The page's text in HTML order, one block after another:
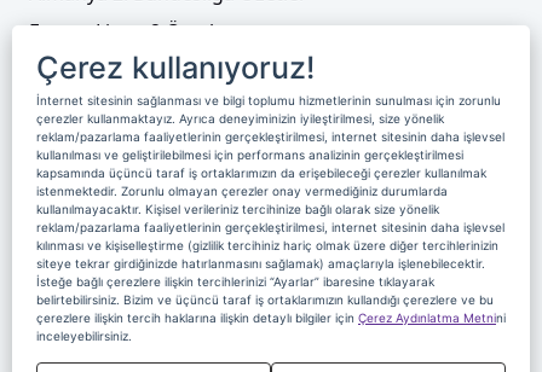
Fransa Ligue 2 Özetler
Tenis
Video Liste
Foto Galeriler
Üyelik Yayın Akışı Reklam
Site Sözleşmesi
Künye ve İletişim
Çerez Politikası
Çerez Yönetimi
Veri Sahibi Başvuru Formu
Nereden İzlerim
Çerez kullanıyoruz!
İnternet sitesinin sağlanması ve bilgi toplumu hizmetlerinin sunulması için zorunlu
çerezler kullanmaktayız. Ayrıca deneyiminizin iyileştirilmesi, size yönelik
reklam/pazarlama faaliyetlerinin gerçekleştirilmesi, internet sitesinin daha işlevsel
kullanılması ve geliştirilebilmesi için performans analizinin gerçekleştirilmesi
kapsamında üçüncü taraf iş ortaklarımızın da erişebileceği çerezler kullanılmak
istenmektedir. Zorunlu olmayan çerezler onay vermediğiniz durumlarda
kullanılmayacaktır. Kişisel verileriniz tercihinize bağlı olarak size yönelik
reklam/pazarlama faaliyetlerinin gerçekleştirilmesi, internet sitesinin daha işlevsel
kılınması ve kişiselleştirme (gizlilik tercihiniz hariç olmak üzere diğer tercihlerinizin
siteye tekrar girdiğinizde hatırlanmasını sağlamak) amaçlarıyla işlenebilecektir.
İsteğe bağlı çerezlere ilişkin tercihlerinizi “Ayarlar” ibaresine tıklayarak
belirtebilirsiniz. Bizim ve üçüncü taraf iş ortaklarımızın kullandığı çerezlere ve bu
çerezlere ilişkin tercih haklarına ilişkin detaylı bilgiler için Çerez Aydınlatma Metnini
inceleyebilirsiniz.